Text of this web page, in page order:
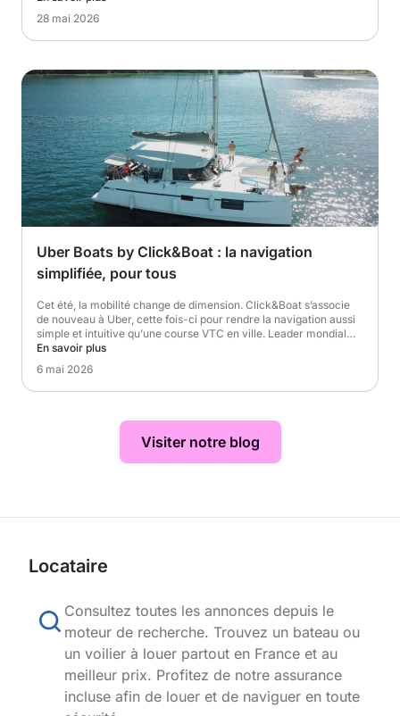
28 mai 2026
Uber Boats by Click&Boat : la navigation
simplifiée, pour tous
Cet été, la mobilité change de dimension. Click&Boat s’associe
de nouveau à Uber, cette fois-ci pour rendre la navigation aussi
simple et intuitive qu’une course VTC en ville. Leader mondial…
En savoir plus
6 mai 2026
Visiter notre blog
Locataire
Consultez toutes les annonces depuis le
moteur de recherche. Trouvez un bateau ou
un voilier à louer partout en France et au
meilleur prix. Profitez de notre assurance
incluse afin de louer et de naviguer en toute